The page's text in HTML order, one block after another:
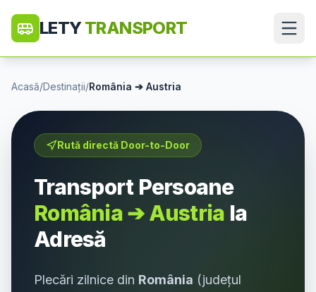
LETYTRANSPORT
Acasă/Destinații/România ➔ Austria
Rută directă Door-to-Door
Transport Persoane
România➔Austria la
Adresă
Plecări zilnice din România (județul